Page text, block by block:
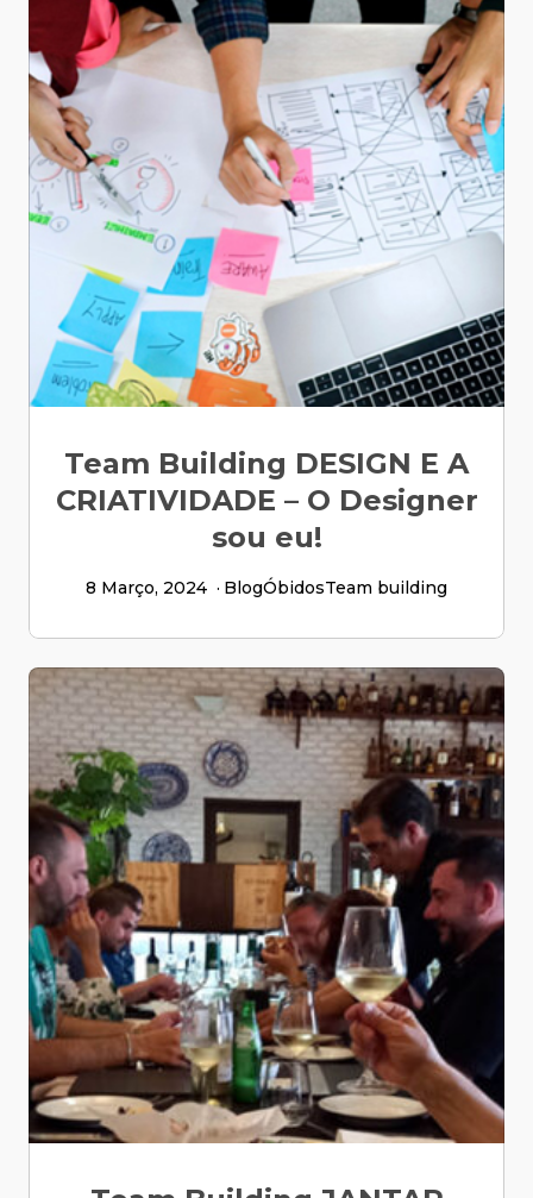
Team Building DESIGN E A
CRIATIVIDADE – O Designer
sou eu!
8 Março, 2024 BlogÓbidosTeam building